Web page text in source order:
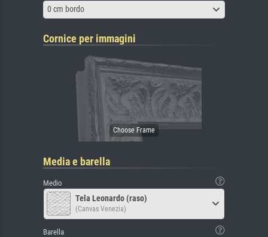
0 cm bordo
Cornice per immagini
Media e barella
Medio
Tela Leonardo (raso)
(Canvas Venezia)
Barella